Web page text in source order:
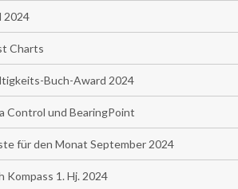
2024
Charts
Buch-Award 2024
Control und BearingPoint
für den Monat September 2024
Kompass 1. Hj. 2024